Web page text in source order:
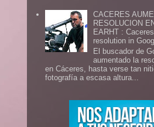
CACERES
RESOLUCION
EARHT :
resolution in
El buscador de
aumentado la
en Cáceres, hasta verse tan
fotografía a escasa altura...